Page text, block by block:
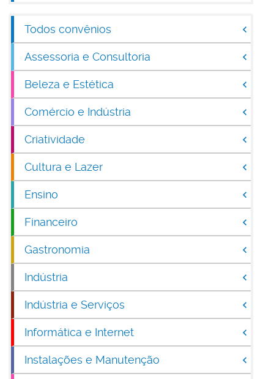
Todos convênios
Assessoria e Consultoria
Beleza e Estética
Comércio e Indústria
Criatividade
Cultura e Lazer
Ensino
Financeiro
Gastronomia
Indústria
Indústria e Serviços
Informática e Internet
Instalações e Manutenção